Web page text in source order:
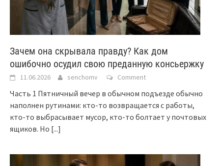
Зачем она скрывала правду? Как дом
ошибочно осудил свою преданную консьержку
11.06.2026 senchomv Comment
Часть 1 Пятничный вечер в обычном подъезде обычно
наполнен рутинами: кто-то возвращается с работы,
кто-то выбрасывает мусор, кто-то болтает у почтовых
ящиков. Но [...]